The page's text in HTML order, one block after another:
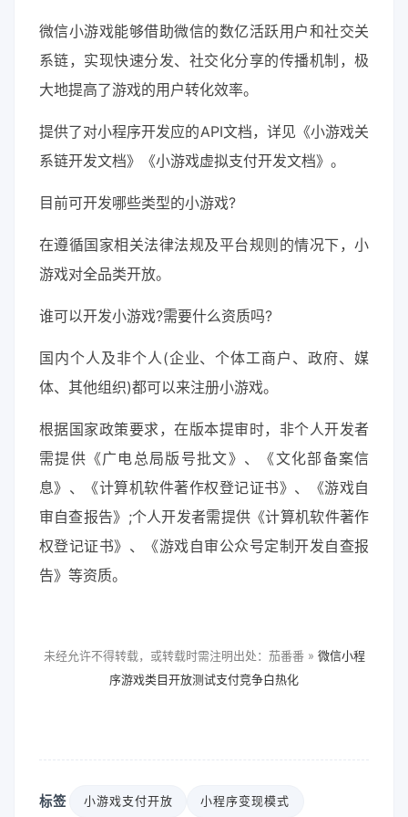
微信小游戏能够借助微信的数亿活跃用户和社交关
系链，实现快速分发、社交化分享的传播机制，极
大地提高了游戏的用户转化效率。
提供了对小程序开发应的API文档，详见《小游戏关
系链开发文档》《小游戏虚拟支付开发文档》。
目前可开发哪些类型的小游戏?
在遵循国家相关法律法规及平台规则的情况下，小
游戏对全品类开放。
谁可以开发小游戏?需要什么资质吗?
国内个人及非个人(企业、个体工商户、政府、媒
体、其他组织)都可以来注册小游戏。
根据国家政策要求，在版本提审时，非个人开发者
需提供《广电总局版号批文》、《文化部备案信
息》、《计算机软件著作权登记证书》、《游戏自
审自查报告》;个人开发者需提供《计算机软件著作
权登记证书》、《游戏自审公众号定制开发自查报
告》等资质。
未经允许不得转载，或转载时需注明出处：茄番番 » 微信小程
序游戏类目开放测试支付竞争白热化
标签 小游戏支付开放 小程序变现模式